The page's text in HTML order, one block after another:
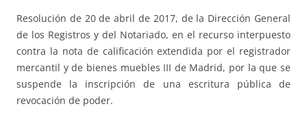
Resolución de 20 de abril de 2017, de la Dirección General
de los Registros y del Notariado, en el recurso interpuesto
contra la nota de calificación extendida por el registrador
mercantil y de bienes muebles III de Madrid, por la que se
suspende la inscripción de una escritura pública de
revocación de poder.